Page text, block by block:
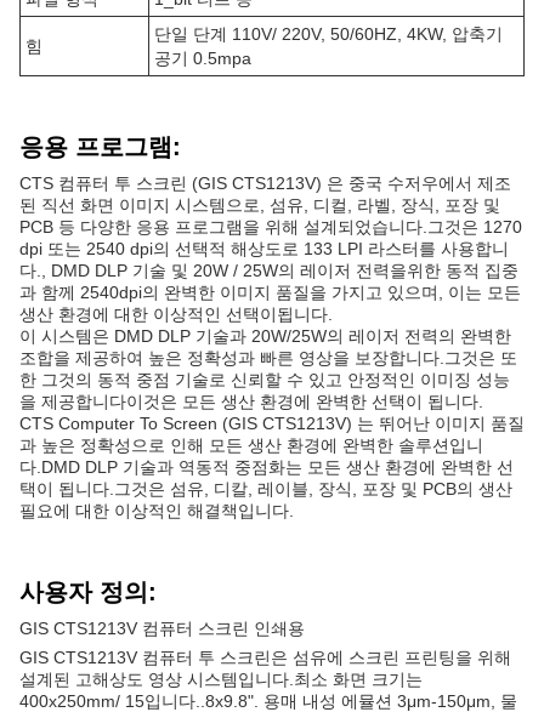
힘
단일 단계 110V/ 220V, 50/60HZ, 4KW, 압축기
공기 0.5mpa
응용 프로그램:
CTS 컴퓨터 투 스크린 (GIS CTS1213V) 은 중국 수저우에서 제조
된 직선 화면 이미지 시스템으로, 섬유, 디컬, 라벨, 장식, 포장 및
PCB 등 다양한 응용 프로그램을 위해 설계되었습니다.그것은 1270
dpi 또는 2540 dpi의 선택적 해상도로 133 LPI 라스터를 사용합니
다., DMD DLP 기술 및 20W / 25W의 레이저 전력을위한 동적 집중
과 함께 2540dpi의 완벽한 이미지 품질을 가지고 있으며, 이는 모든
생산 환경에 대한 이상적인 선택이됩니다.
이 시스템은 DMD DLP 기술과 20W/25W의 레이저 전력의 완벽한
조합을 제공하여 높은 정확성과 빠른 영상을 보장합니다.그것은 또
한 그것의 동적 중점 기술로 신뢰할 수 있고 안정적인 이미징 성능
을 제공합니다이것은 모든 생산 환경에 완벽한 선택이 됩니다.
CTS Computer To Screen (GIS CTS1213V) 는 뛰어난 이미지 품질
과 높은 정확성으로 인해 모든 생산 환경에 완벽한 솔루션입니
다.DMD DLP 기술과 역동적 중점화는 모든 생산 환경에 완벽한 선
택이 됩니다.그것은 섬유, 디칼, 레이블, 장식, 포장 및 PCB의 생산
필요에 대한 이상적인 해결책입니다.
사용자 정의:
GIS CTS1213V 컴퓨터 스크린 인쇄용
GIS CTS1213V 컴퓨터 투 스크린은 섬유에 스크린 프린팅을 위해
설계된 고해상도 영상 시스템입니다.최소 화면 크기는
400x250mm/ 15입니다..8x9.8". 용매 내성 에뮬션 3μm-150μm, 물